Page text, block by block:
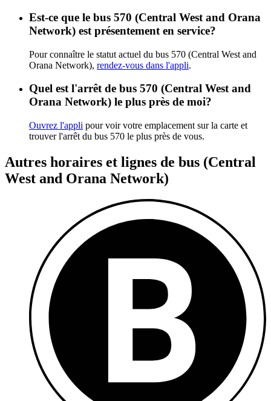
Est-ce que le bus 570 (Central West and Orana
Network) est présentement en service?
Pour connaître le statut actuel du bus 570 (Central West and
Orana Network), rendez-vous dans l'appli.
Quel est l'arrêt de bus 570 (Central West and
Orana Network) le plus près de moi?
Ouvrez l'appli pour voir votre emplacement sur la carte et
trouver l'arrêt du bus 570 le plus près de vous.
Autres horaires et lignes de bus (Central
West and Orana Network)